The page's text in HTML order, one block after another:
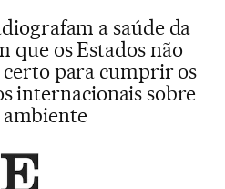
a saúde da
que os Estados não
certo para cumprir os
internacionais sobre